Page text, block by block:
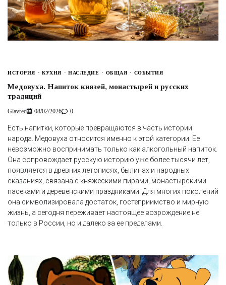
ИСТОРИЯ КУХНЯ НАСЛЕДИЕ ОБЩАЯ СОБЫТИЯ
Медовуха. Напиток князей, монастырей и русских
традиций
Glavred 08/02/2026 0
Есть напитки, которые превращаются в часть истории
народа. Медовуха относится именно к этой категории. Ее
невозможно воспринимать только как алкогольный напиток.
Она сопровождает русскую историю уже более тысячи лет,
появляется в древних летописях, былинах и народных
сказаниях, связана с княжескими пирами, монастырскими
пасеками и деревенскими праздниками. Для многих поколений
она символизировала достаток, гостеприимство и мирную
жизнь, а сегодня переживает настоящее возрождение не
только в России, но и далеко за ее пределами.